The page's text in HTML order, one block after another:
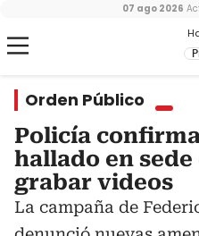
07 ago 2026
Orden Público
Policía
hallado en
grabar videos
La campaña de